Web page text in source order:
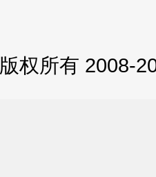
版权所有 2008-